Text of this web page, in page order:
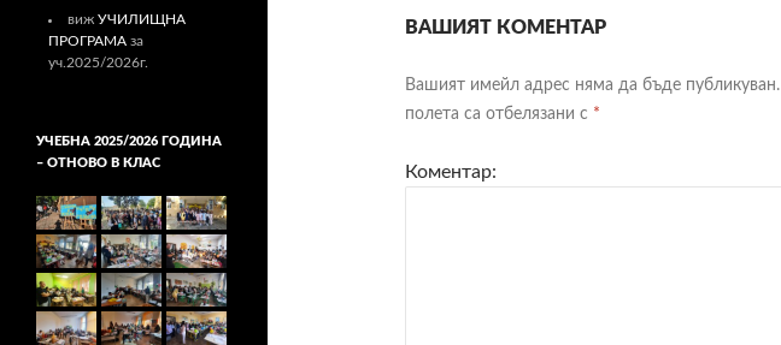
ВАШИЯТ КОМЕНТАР
Вашият имейл адрес няма да бъде публикуван.
полета са отбелязани с *
Коментар:
виж УЧИЛИЩНА
ПРОГРАМА за
уч.2025/2026г.
УЧЕБНА 2025/2026 ГОДИНА
– ОТНОВО В КЛАС